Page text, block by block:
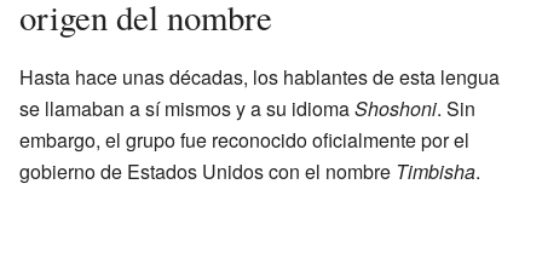
origen del nombre
Hasta hace unas décadas, los hablantes de esta lengua
se llamaban a sí mismos y a su idiomaShoshoni. Sin
embargo, el grupo fue reconocido oficialmente por el
gobierno de Estados Unidos con el nombre Timbisha.